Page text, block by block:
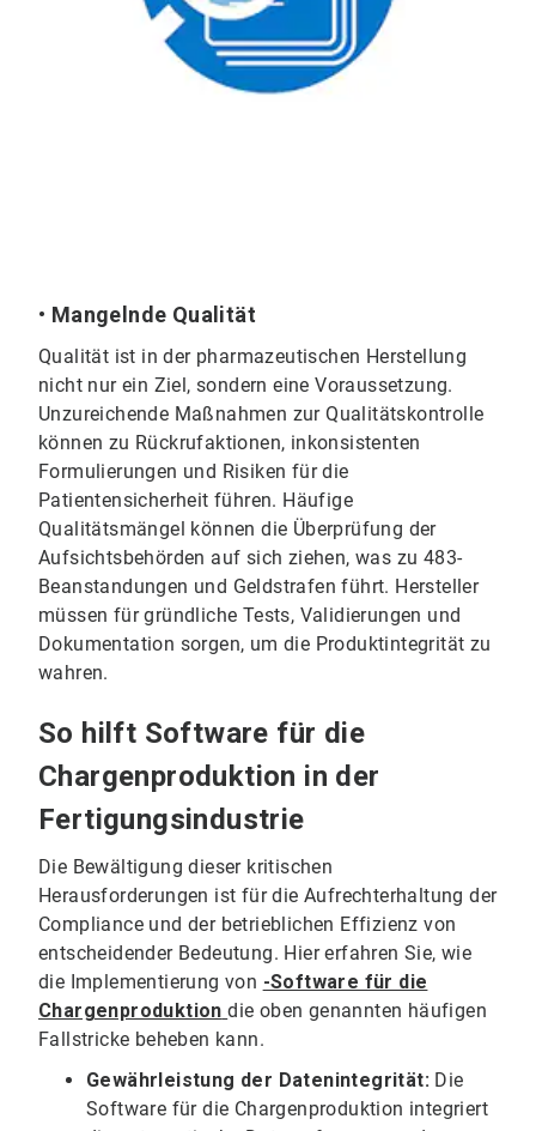
• Mangelnde Qualität
Qualität ist in der pharmazeutischen Herstellung
nicht nur ein Ziel, sondern eine Voraussetzung.
Unzureichende Maßnahmen zur Qualitätskontrolle
können zu Rückrufaktionen, inkonsistenten
Formulierungen und Risiken für die
Patientensicherheit führen. Häufige
Qualitätsmängel können die Überprüfung der
Aufsichtsbehörden auf sich ziehen, was zu 483-
Beanstandungen und Geldstrafen führt. Hersteller
müssen für gründliche Tests, Validierungen und
Dokumentation sorgen, um die Produktintegrität zu
wahren.
So hilft Software für die
Chargenproduktion in der
Fertigungsindustrie
Die Bewältigung dieser kritischen
Herausforderungen ist für die Aufrechterhaltung der
Compliance und der betrieblichen Effizienz von
entscheidender Bedeutung. Hier erfahren Sie, wie
die Implementierung von -Software für die
Chargenproduktion die oben genannten häufigen
Fallstricke beheben kann.
Gewährleistung der Datenintegrität: Die
Software für die Chargenproduktion integriert